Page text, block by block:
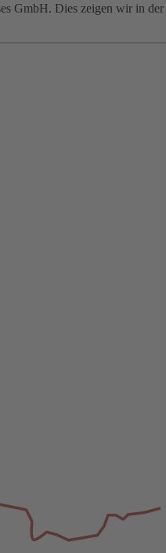
GmbH. Dies zeigen wir in